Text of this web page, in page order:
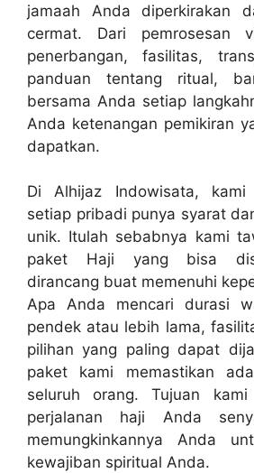
jamaah Anda diperkirakan
cermat. Dari pemrosesan
penerbangan, fasilitas,
panduan tentang ritual,
bersama Anda setiap
Anda ketenangan pemikiran
dapatkan.
Di Alhijaz Indowisata, kami
setiap pribadi punya syarat
unik. Itulah sebabnya kami
paket Haji yang bisa
dirancang buat memenuhi
Apa Anda mencari durasi
pendek atau lebih lama,
pilihan yang paling dapat
paket kami memastikan
seluruh orang. Tujuan
perjalanan haji Anda
memungkinkannya Anda
kewajiban spiritual Anda.